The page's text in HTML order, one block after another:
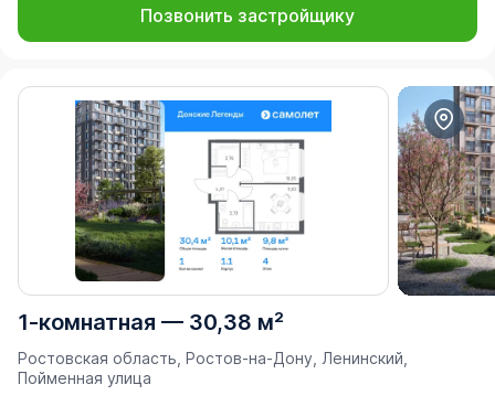
Позвонить застройщику
1-комнатная — 30,38 м²
Ростовская область, Ростов-на-Дону, Ленинский,
Пойменная улица